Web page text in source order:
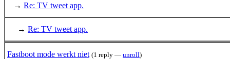
→ Re: TV tweet app.
→ Re: TV tweet app.
Fastboot mode werkt niet (1 reply — unroll)